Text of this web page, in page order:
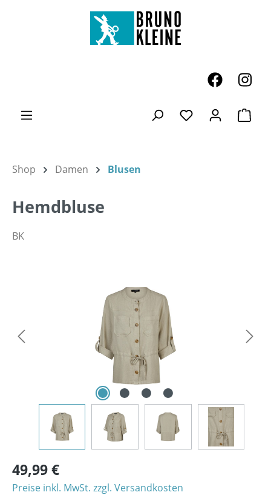
Zum Hauptinhalt springen
Du hast 0
Shop Damen Blusen
Hemdbluse
BK
49,99 €
Preise inkl. MwSt. zzgl. Versandkosten